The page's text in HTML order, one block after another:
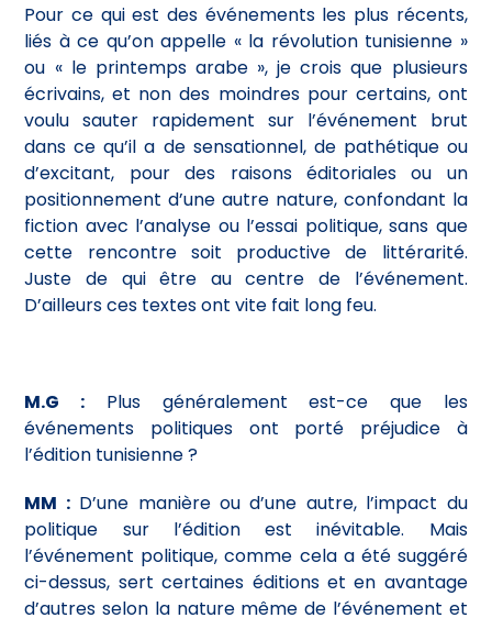
Pour ce qui est des événements les plus récents,
liés à ce qu’on appelle « la révolution tunisienne »
ou « le printemps arabe », je crois que plusieurs
écrivains, et non des moindres pour certains, ont
voulu sauter rapidement sur l’événement brut
dans ce qu’il a de sensationnel, de pathétique ou
d’excitant, pour des raisons éditoriales ou un
positionnement d’une autre nature, confondant la
fiction avec l’analyse ou l’essai politique, sans que
cette rencontre soit productive de littérarité.
Juste de qui être au centre de l’événement.
D’ailleurs ces textes ont vite fait long feu.
M.G : Plus généralement est-ce que les
événements politiques ont porté préjudice à
l’édition tunisienne ?
MM :D’une manière ou d’une autre, l’impact du
politique sur l’édition est inévitable. Mais
l’événement politique, comme cela a été suggéré
ci-dessus, sert certaines éditions et en avantage
d’autres selon la nature même de l’événement et